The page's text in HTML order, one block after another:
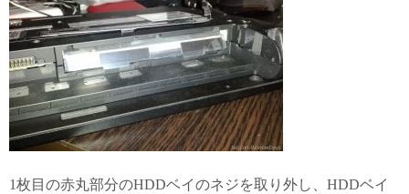
1枚目の赤丸部分のHDDベイのネジを取り外し、HDDベイ